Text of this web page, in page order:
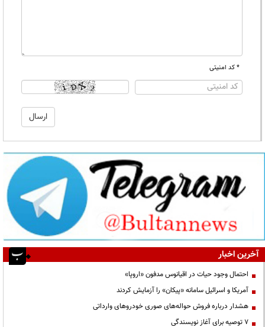
* کد امنیتی
آخرین اخبار
احتمال وجود حیات در اقیانوس مدفون «اروپا»
آمریکا و اسرائیل سامانه «پیکان» را آزمایش کردند
هشدار درباره فروش حواله‌های صوری خودروهای وارداتی
۷ توصیه برای آغاز نویسندگی